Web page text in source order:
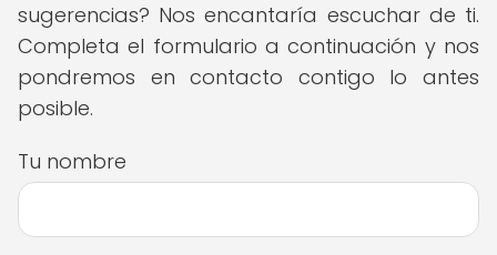
sugerencias? Nos encantaría escuchar de ti.
Completa el formulario a continuación y nos
pondremos en contacto contigo lo antes
posible.
Tu nombre